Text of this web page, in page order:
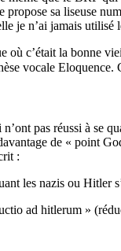
sa liseuse
je n’ai jamais
c’était la bonne
vocale
pas réussi à se
de « point
:
les nazis ou Hitler
ad hitlerum »